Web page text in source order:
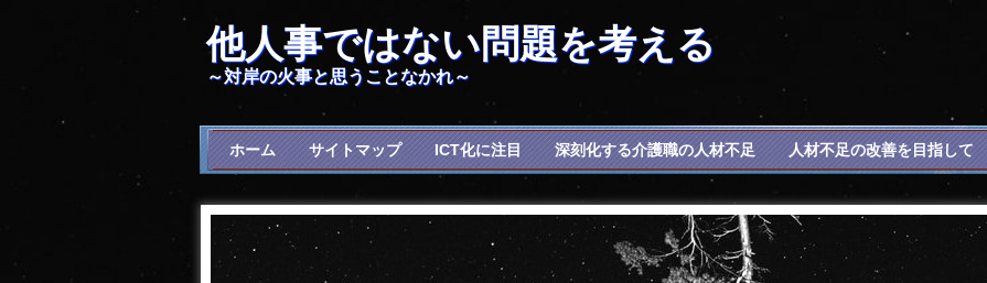
他人事ではない問題を考える
～対岸の火事と思うことなかれ～
ホーム サイトマップ ICT化に注目 深刻化する介護職の人材不足 人材不足の改善を目指して